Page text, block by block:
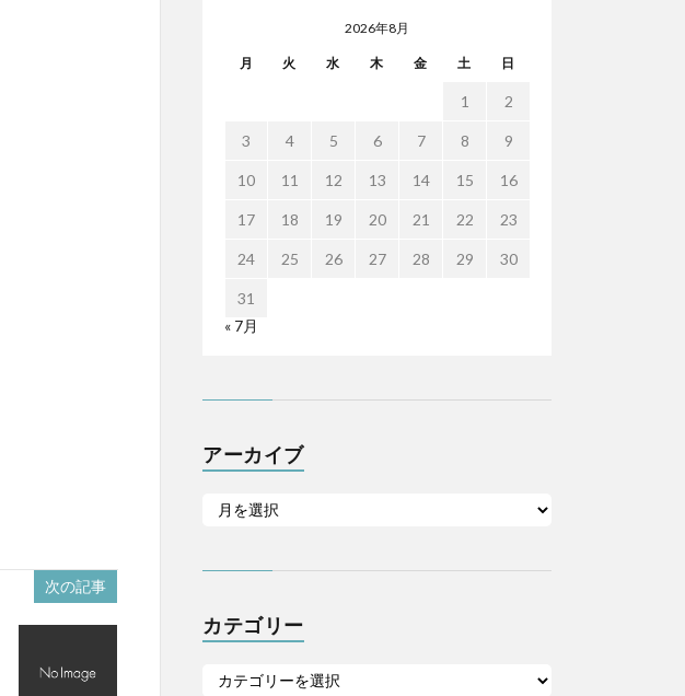
次の記事
2026年8月
月 火 水 木 金 土 日
1 2
3 4 5 6 7 8 9
10 11 12 13 14 15 16
17 18 19 20 21 22 23
24 25 26 27 28 29 30
31
« 7月
アーカイブ
カテゴリー